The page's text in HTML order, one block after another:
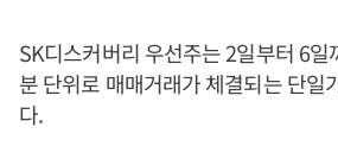
SK디스커버리 우선주는 2일부터 6
분 단위로 매매거래가 체결되는 단일
다.